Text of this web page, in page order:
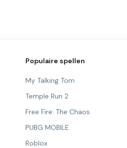
Populaire spellen
My Talking Tom
Temple Run 2
Free Fire: The Chaos
PUBG MOBILE
Roblox